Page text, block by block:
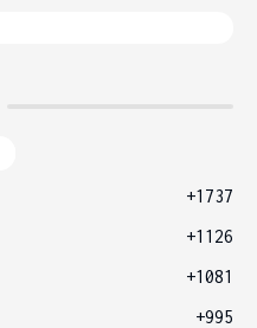
+1737
+1126
+1081
+995